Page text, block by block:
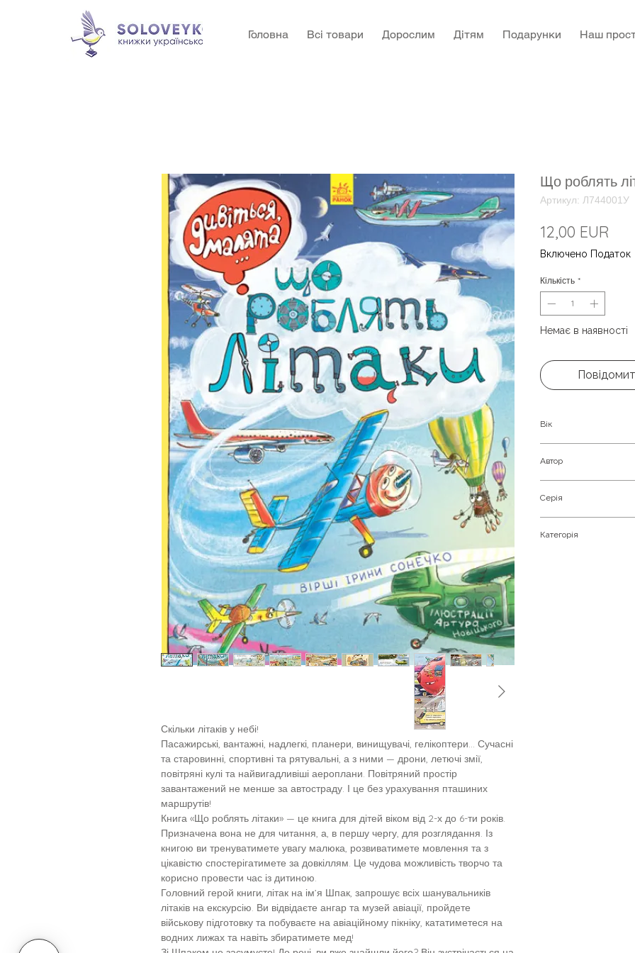
Головна Всі товари Дорослим Дітям Подарунки Наш
Скільки літаків у небі!
Пасажирські, вантажні, надлегкі, планери, винищувачі, гелікоптери… Сучасні
та старовинні, спортивні та рятувальні, а з ними — дрони, летючі змії,
повітряні кулі та найвигадливіші аероплани. Повітряний простір
завантажений не менше за автостраду. І це без урахування пташиних
маршрутів!
Книга «Що роблять літаки» — це книга для дітей віком від 2-х до 6-ти років.
Призначена вона не для читання, а, в першу чергу, для розглядання. Із
книгою ви тренуватимете увагу малюка, розвиватимете мовлення та з
цікавістю спостерігатимете за довкіллям. Це чудова можливість творчо та
корисно провести час із дитиною.
Головний герой книги, літак на ім’я Шпак, запрошує всіх шанувальників
літаків на екскурсію. Ви відвідаєте ангар та музей авіації, пройдете
військову підготовку та побуваєте на авіаційному пікніку, кататиметеся на
водних лижах та навіть збиратимете мед!
Що роблять
Артикул: Л744001У
12,00 EUR
Включено Податок
Кількість *
Немає в наявності
Вік
Автор
Серія
Категорія